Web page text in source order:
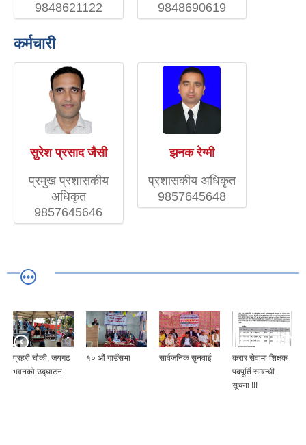
9848621122
9848690619
कर्मचारी
सुरेश प्रसाद जैसी
प्रमुख प्रशासकीय
अधिकृत
9857645646
झनक रेग्मी
प्रशासकीय अधिकृत
9857645648
प्रहरी चौकी, जयगढ
भवनको उद्घाटन
१० औं गाउँसभा सार्वजनिक सुनवाई
करार सेवामा शिक्षक
पदपूर्ति सम्बन्धी
सूचना !!!